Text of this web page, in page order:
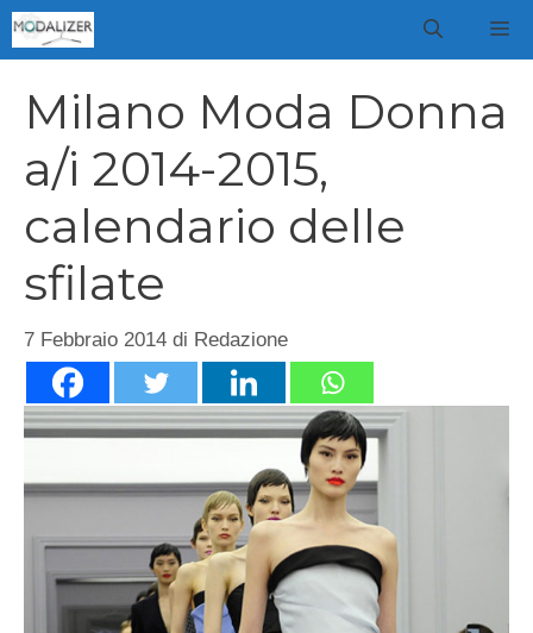
Vai
al
Milano Moda Donna
a/i 2014-2015,
calendario delle
sfilate
7 Febbraio 2014 di Redazione